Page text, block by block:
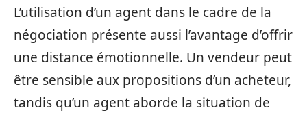
L’utilisation d’un agent dans le cadre de la
négociation présente aussi l’avantage d’offrir
une distance émotionnelle. Un vendeur peut
être sensible aux propositions d’un acheteur,
tandis qu’un agent aborde la situation de